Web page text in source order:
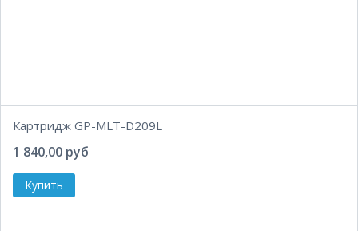
Картридж GP-MLT-D209L
1 840,00 руб